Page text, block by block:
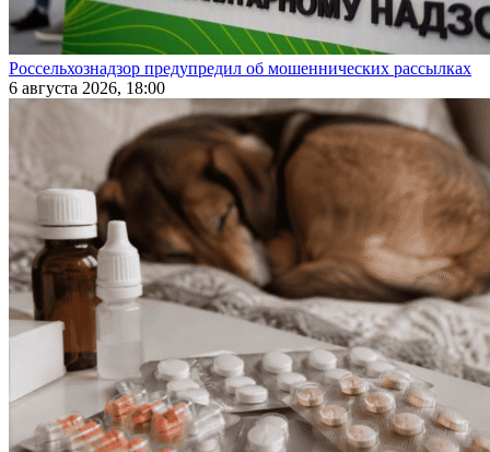
Россельхознадзор предупредил об мошеннических рассылках
6 августа 2026, 18:00